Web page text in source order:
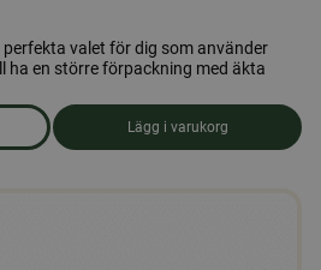
valet för dig som använder
ha en större förpackning med äkta
Honung 3 kg.
Lägg i varukorg